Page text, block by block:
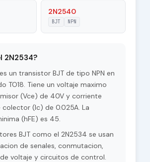
(Tj)
175 °C
45
2N2540
BJT NPN
2N2534?
un transistor BJT de tipo NPN en
TO18. Tiene un voltaje maximo
(Vce) de 40V y corriente
colector (Ic) de 0.025A. La
(hFE) es 45.
BJT como el 2N2534 se usan
de senales, conmutacion,
voltaje y circuitos de control.